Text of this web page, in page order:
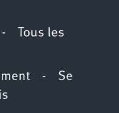
Tous les
- Se